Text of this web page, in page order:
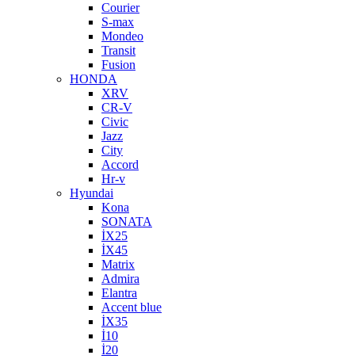
Courier
S-max
Mondeo
Transit
Fusion
HONDA
XRV
CR-V
Civic
Jazz
City
Accord
Hr-v
Hyundai
Kona
SONATA
İX25
İX45
Matrix
Admira
Elantra
Accent blue
İX35
İ10
İ20